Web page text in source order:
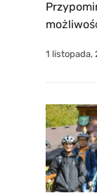
1 listopada,